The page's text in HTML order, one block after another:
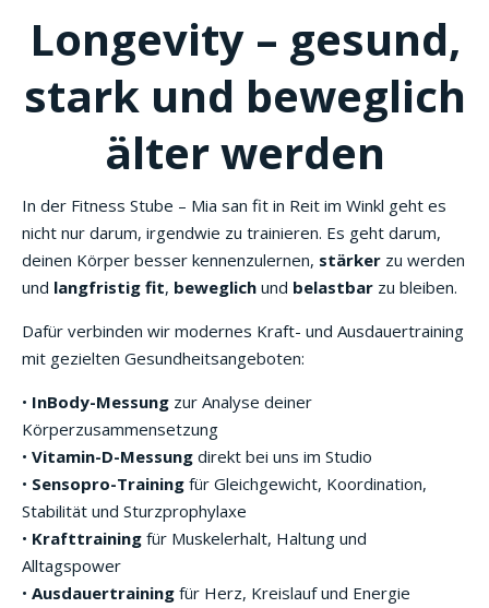
Longevity – gesund,
stark und beweglich
älter werden
In der Fitness Stube – Mia san fit in Reit im Winkl geht es
nicht nur darum, irgendwie zu trainieren. Es geht darum,
deinen Körper besser kennenzulernen, stärker zu werden
und langfristig fit, beweglich und belastbar zu bleiben.
Dafür verbinden wir modernes Kraft- und Ausdauertraining
mit gezielten Gesundheitsangeboten:
• InBody-Messung zur Analyse deiner
Körperzusammensetzung
• Vitamin-D-Messung direkt bei uns im Studio
• Sensopro-Training für Gleichgewicht, Koordination,
Stabilität und Sturzprophylaxe
• Krafttraining für Muskelerhalt, Haltung und
Alltagspower
• Ausdauertraining für Herz, Kreislauf und Energie